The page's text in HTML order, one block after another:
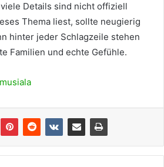
Details sind nicht offiziell
Thema liest, sollte neugierig
hinter jeder Schlagzeile stehen
Familien und echte Gefühle.